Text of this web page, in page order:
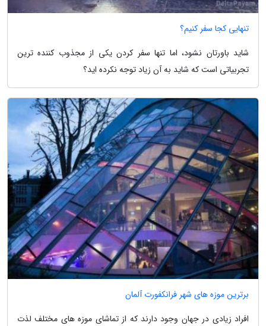
تنهایی کجا سفر کنیم؟
شاید باورتان نشود، اما تنها سفر کردن یکی از مجذوب کننده ترین
تجربیاتی است که شاید به آن زیاد توجه نکرده اید؟
برترین موزه های شهر فرانکفورت آلمان
افراد زیادی در جهان وجود دارند که از تماشای موزه های مختلف لذت